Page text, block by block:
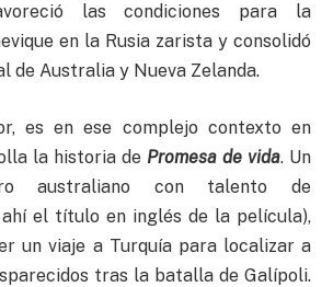
las condiciones para la
en la Rusia zarista y consolidó
de Australia y Nueva Zelanda.
es en ese complejo contexto en
la historia de Promesa de vida. Un
australiano con talento de
ahí el título en inglés de la película),
un viaje a Turquía para localizar a
tras la batalla de Galípoli.